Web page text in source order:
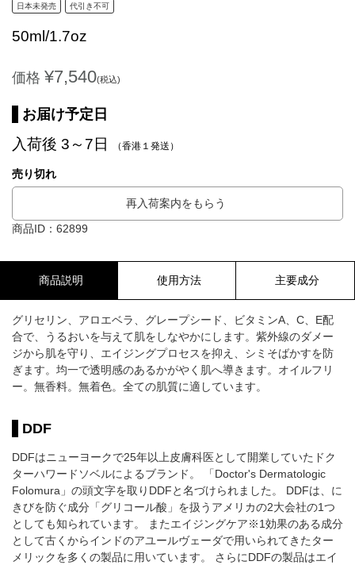
日本未発売 代引き不可
50ml/1.7oz
価格 ¥7,540(税込)
お届け予定日
入荷後 3～7日 （香港１発送）
売り切れ
再入荷案内をもらう
商品ID：62899
商品説明 使用方法 主要成分
グリセリン、アロエベラ、グレープシード、ビタミンA、C、E配
合で、うるおいを与えて肌をしなやかにします。紫外線のダメー
ジから肌を守り、エイジングプロセスを抑え、シミそばかすを防
ぎます。均一で透明感のあるかがやく肌へ導きます。オイルフリ
ー。無香料。無着色。全ての肌質に適しています。
DDF
DDFはニューヨークで25年以上皮膚科医として開業していたドク
ターハワードソベルによるブランド。 「Doctor's Dermatologic
Folomura」の頭文字を取りDDFと名づけられました。 DDFは、に
きびを防ぐ成分「グリコール酸」を扱うアメリカの2大会社の1つ
としても知られています。 またエイジングケア※1効果のある成分
として古くからインドのアユールヴェーダで用いられてきたター
メリックを多くの製品に用いています。 さらにDDFの製品はエイ